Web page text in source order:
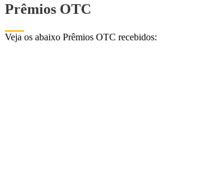
Prêmios OTC
Veja os abaixo Prêmios OTC recebidos: